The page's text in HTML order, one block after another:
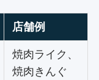
店舗例
焼肉ライク、
焼肉きんぐ